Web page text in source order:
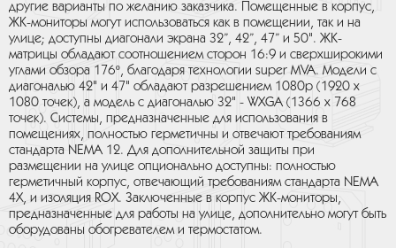
другие варианты по желанию заказчика. Помещенные в корпус,
ЖК-мониторы могут использоваться как в помещении, так и на
улице; доступны диагонали экрана 32”, 42”, 47” и 50". ЖК-
матрицы обладают соотношением сторон 16:9 и сверхширокими
углами обзора 176º, благодаря технологии super MVA. Модели с
диагональю 42" и 47" обладают разрешением 1080p (1920 x
1080 точек), а модель с диагональю 32" - WXGA (1366 x 768
точек). Системы, предназначенные для использования в
помещениях, полностью герметичны и отвечают требованиям
стандарта NEMA 12. Для дополнительной защиты при
размещении на улице опционально доступны: полностью
герметичный корпус, отвечающий требованиям стандарта NEMA
4X, и изоляция ROX. Заключенные в корпус ЖК-мониторы,
предназначенные для работы на улице, дополнительно могут быть
оборудованы обогревателем и термостатом.